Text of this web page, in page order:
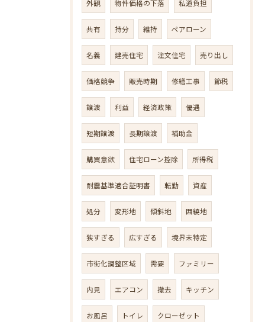
外観 物件価格の下落 私道負担
共有 持分 維持 ペアローン
名義 建売住宅 注文住宅 売り出し
価格競争 販売時期 修繕工事 節税
譲渡 利益 経済政策 優遇
短期譲渡 長期譲渡 補助金
購買意欲 住宅ローン控除 所得税
耐震基準適合証明書 転勤 資産
処分 変形地 傾斜地 囲繞地
狭すぎる 広すぎる 境界未特定
市街化調整区域 需要 ファミリー
内見 エアコン 撤去 キッチン
お風呂 トイレ クローゼット